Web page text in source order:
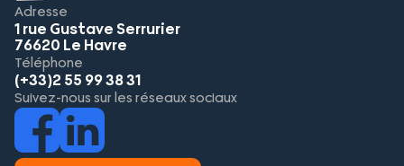
Adresse
1 rue Gustave Serrurier
76620 Le Havre
Téléphone
(+33)2 55 99 38 31
Suivez-nous sur les réseaux sociaux